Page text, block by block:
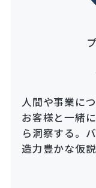
人間や事業に
お客様と一緒
ら洞察する。
造力豊かな仮